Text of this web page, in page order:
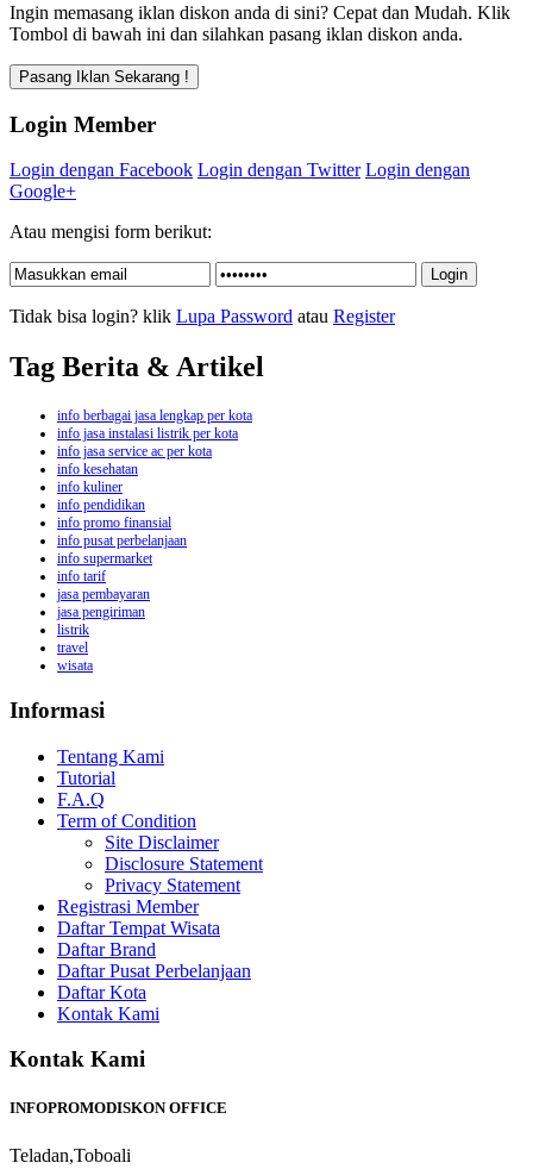
Ingin memasang iklan diskon anda di sini? Cepat dan Mudah. Klik
Tombol di bawah ini dan silahkan pasang iklan diskon anda.
Login Member
Login dengan Facebook Login dengan Twitter Login dengan
Google+
Atau mengisi form berikut:
Tidak bisa login? klik Lupa Password atau Register
Tag Berita & Artikel
info berbagai jasa lengkap per kota
info jasa instalasi listrik per kota
info jasa service ac per kota
info kesehatan
info kuliner
info pendidikan
info promo finansial
info pusat perbelanjaan
info supermarket
info tarif
jasa pembayaran
jasa pengiriman
listrik
travel
wisata
Informasi
Tentang Kami
Tutorial
F.A.Q
Term of Condition
Site Disclaimer
Disclosure Statement
Privacy Statement
Registrasi Member
Daftar Tempat Wisata
Daftar Brand
Daftar Pusat Perbelanjaan
Daftar Kota
Kontak Kami
Kontak Kami
INFOPROMODISKON OFFICE
Teladan,Toboali